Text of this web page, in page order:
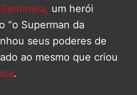
Sentinela, um herói
“o Superman da
seus poderes de
ao mesmo que criou
.